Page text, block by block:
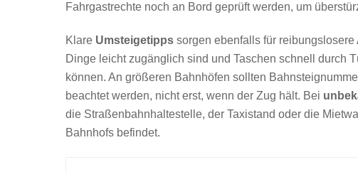
Fahrgastrechte noch an Bord geprüft werden, um
Klare Umsteigetipps sorgen ebenfalls für
Dinge leicht zugänglich sind und Taschen schnell durch
können. An größeren Bahnhöfen sollten
beachtet werden, nicht erst, wenn der Zug hält. Bei
die Straßenbahnhaltestelle, der Taxistand oder die
Bahnhofs befindet.